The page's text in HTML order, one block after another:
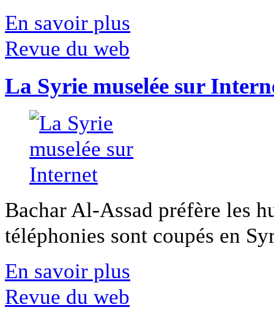
En savoir plus
Revue du web
La Syrie muselée sur
Bachar Al-Assad préfère les
téléphonies sont coupés en
En savoir plus
Revue du web